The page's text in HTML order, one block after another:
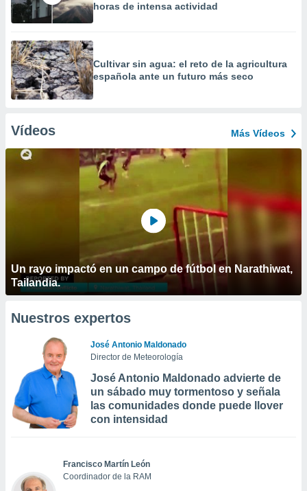
horas de intensa actividad
Cultivar sin agua: el reto de la agricultura
española ante un futuro más seco
Vídeos Más Vídeos
Un rayo impactó en un campo de fútbol en Narathiwat,
Tailandia.
Nuestros expertos
José Antonio Maldonado
Director de Meteorología
José Antonio Maldonado advierte de
un sábado muy tormentoso y señala
las comunidades donde puede llover
con intensidad
Francisco Martín León
Coordinador de la RAM